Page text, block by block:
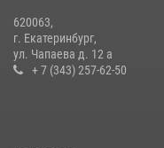
турнире по хоккею
14 июля 2026, 11:06
620063,
г. Екатеринбург,
ул. Чапаева д. 12 а
+ 7 (343) 257-62-50